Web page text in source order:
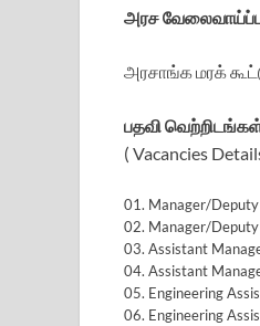
அரச
அரசாங்க மரக்
பதவி
( Vacancies
01. Manager/Deputy
02. Manager/
03. Assistant
04. Assistant
05. Engineering
06. Engineering